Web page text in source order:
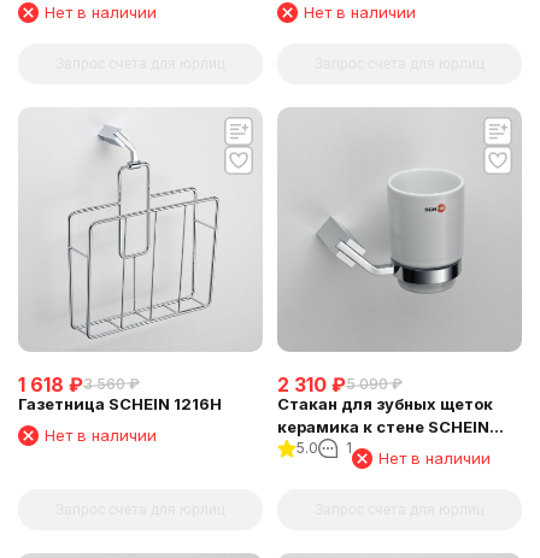
Нет в наличии
Нет в наличии
1 618 ₽3 560 ₽
Газетница SCHEIN 1216H
Нет в наличии
2 310 ₽5 090 ₽
Стакан для зубных щеток
керамика к стене SCHEIN
(123C-R)
5.0 1
Нет в наличии